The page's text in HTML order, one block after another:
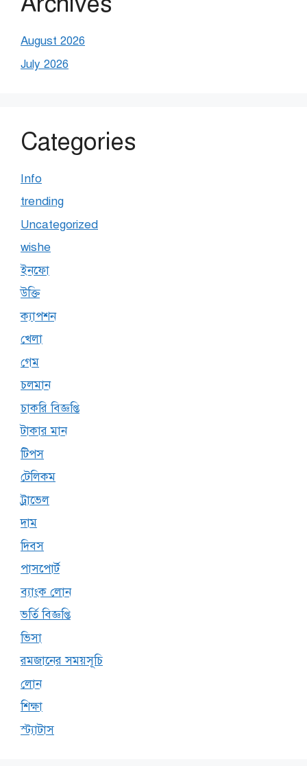
August 2026
July 2026
Categories
Info
trending
Uncategorized
wishe
ইনফো
উক্তি
ক্যাপশন
খেলা
গেম
চলমান
চাকরি বিজ্ঞপ্তি
টাকার মান
টিপস
টেলিকম
ট্রাভেল
দাম
দিবস
পাসপোর্ট
ব্যাংক লোন
ভর্তি বিজ্ঞপ্তি
ভিসা
রমজানের সময়সূচি
লোন
শিক্ষা
স্ট্যাটাস